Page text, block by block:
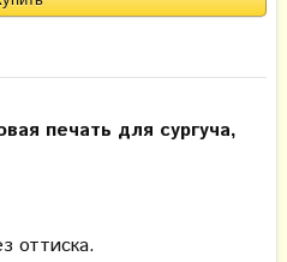
печать для сургуча,
оттиска.